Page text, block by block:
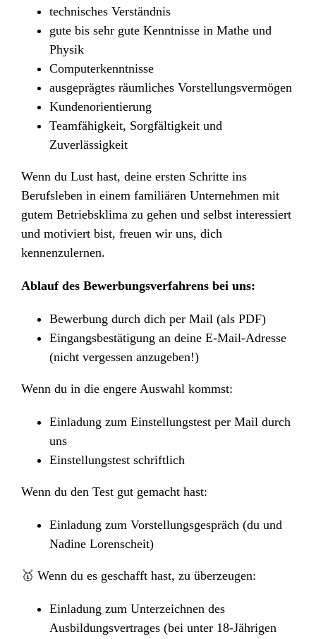
technisches Verständnis
gute bis sehr gute Kenntnisse in Mathe und
Physik
Computerkenntnisse
ausgeprägtes räumliches Vorstellungsvermögen
Kundenorientierung
Teamfähigkeit, Sorgfältigkeit und
Zuverlässigkeit
Wenn du Lust hast, deine ersten Schritte ins
Berufsleben in einem familiären Unternehmen mit
gutem Betriebsklima zu gehen und selbst interessiert
und motiviert bist, freuen wir uns, dich
kennenzulernen.
Ablauf des Bewerbungsverfahrens bei uns:
Bewerbung durch dich per Mail (als PDF)
Eingangsbestätigung an deine E-Mail-Adresse
(nicht vergessen anzugeben!)
Wenn du in die engere Auswahl kommst:
Einladung zum Einstellungstest per Mail durch
uns
Einstellungstest schriftlich
Wenn du den Test gut gemacht hast:
Einladung zum Vorstellungsgespräch (du und
Nadine Lorenscheit)
🥇 Wenn du es geschafft hast, zu überzeugen:
Einladung zum Unterzeichnen des
Ausbildungsvertrages (bei unter 18-Jährigen